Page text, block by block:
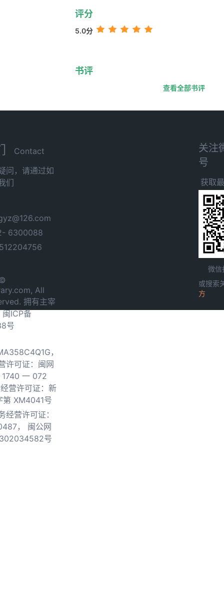
评分
5.0分
书评
查看全部书评
Contact
问，请通过如
们
6300088
All
拥有主宰
闽ICP备
号
，
许可证：闽网
一 072
营许可证：新
第 XM4041号
经营许可证：
，
闽公网
号
关注
号
获取
微信
或搜索
方